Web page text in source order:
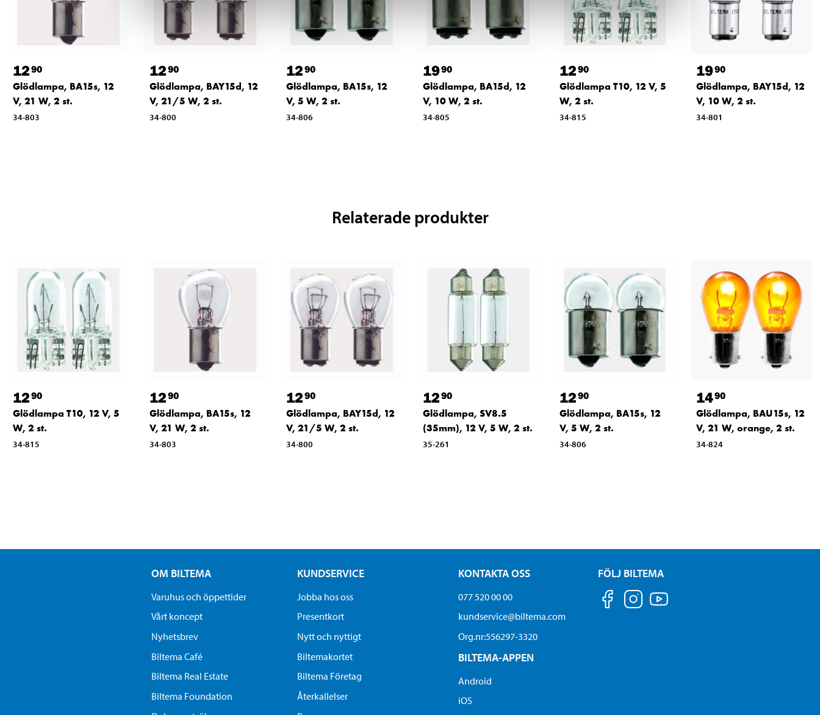
1290
Glödlampa, BA15s, 12
V, 21 W, 2 st.
34-803
1290
Glödlampa, BAY15d, 12
V, 21/5 W, 2 st.
34-800
1290
Glödlampa, BA15s, 12
V, 5 W, 2 st.
34-806
1990
Glödlampa, BA15d, 12
V, 10 W, 2 st.
34-805
1290
Glödlampa T10, 12 V, 5
W, 2 st.
34-815
1990
Glödlampa, BAY15d, 12
V, 10 W, 2 st.
34-801
Relaterade produkter
1290
Glödlampa T10, 12 V, 5
W, 2 st.
34-815
1290
Glödlampa, BA15s, 12
V, 21 W, 2 st.
34-803
1290
Glödlampa, BAY15d, 12
V, 21/5 W, 2 st.
34-800
1290
Glödlampa, SV8.5
(35mm), 12 V, 5 W, 2 st.
35-261
1290
Glödlampa, BA15s, 12
V, 5 W, 2 st.
34-806
1490
Glödlampa, BAU15s, 12
V, 21 W, orange, 2 st.
34-824
OM BILTEMA
Varuhus och öppettider
Vårt koncept
Nyhetsbrev
Biltema Café
Biltema Real Estate
Biltema Foundation
KUNDSERVICE
Jobba hos oss
Presentkort
Nytt och nyttigt
Biltemakortet
Biltema Företag
Återkallelser
KONTAKTA OSS
077 520 00 00
kundservice@biltema.com
Org.nr:556297-3320
BILTEMA-APPEN
Android
iOS
FÖLJ BILTEMA